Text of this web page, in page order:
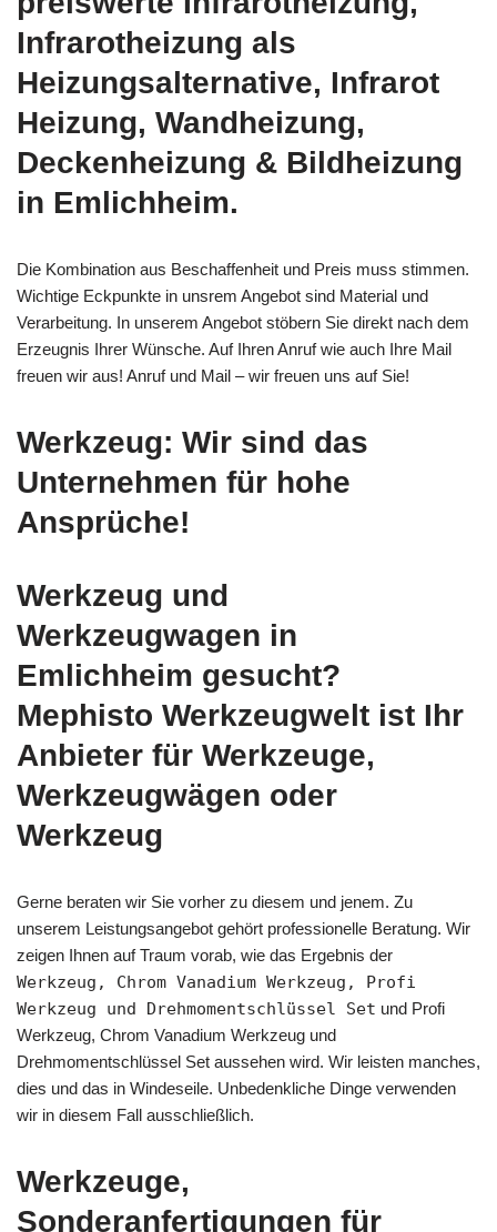
Infrarotheizung als
Heizungsalternative, Infrarot
Heizung, Wandheizung,
Deckenheizung & Bildheizung
in Emlichheim.
Die Kombination aus Beschaffenheit und Preis muss stimmen.
Wichtige Eckpunkte in unsrem Angebot sind Material und
Verarbeitung. In unserem Angebot stöbern Sie direkt nach dem
Erzeugnis Ihrer Wünsche. Auf Ihren Anruf wie auch Ihre Mail
freuen wir aus! Anruf und Mail – wir freuen uns auf Sie!
Werkzeug: Wir sind das
Unternehmen für hohe
Ansprüche!
Werkzeug und
Werkzeugwagen in
Emlichheim gesucht?
Mephisto Werkzeugwelt ist Ihr
Anbieter für Werkzeuge,
Werkzeugwägen oder
Werkzeug
Gerne beraten wir Sie vorher zu diesem und jenem. Zu
unserem Leistungsangebot gehört professionelle Beratung. Wir
zeigen Ihnen auf Traum vorab, wie das Ergebnis der
Werkzeug, Chrom Vanadium Werkzeug, Profi
Werkzeug und Drehmomentschlüssel Set und Profi
Werkzeug, Chrom Vanadium Werkzeug und
Drehmomentschlüssel Set aussehen wird. Wir leisten manches,
dies und das in Windeseile. Unbedenkliche Dinge verwenden
wir in diesem Fall ausschließlich.
Werkzeuge,
Sonderanfertigungen für